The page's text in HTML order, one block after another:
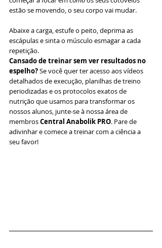
estão se movendo, o seu corpo vai mudar.
Abaixe a carga, estufe o peito, deprima as
escápulas e sinta o músculo esmagar a cada
repetição.
Cansado de treinar sem ver resultados no
espelho? Se você quer ter acesso aos vídeos
detalhados de execução, planilhas de treino
periodizadas e os protocolos exatos de
nutrição que usamos para transformar os
nossos alunos, junte-se à nossa área de
membros Central Anabolik PRO. Pare de
adivinhar e comece a treinar com a ciência a
seu favor!